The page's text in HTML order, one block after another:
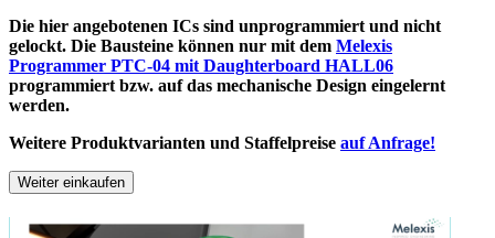
Die hier angebotenen ICs sind unprogrammiert und nicht
gelockt. Die Bausteine können nur mit dem Melexis
Programmer PTC-04 mit Daughterboard HALL06
programmiert bzw. auf das mechanische Design eingelernt
werden.
Weitere Produktvarianten und Staffelpreise auf Anfrage!
Weiter einkaufen